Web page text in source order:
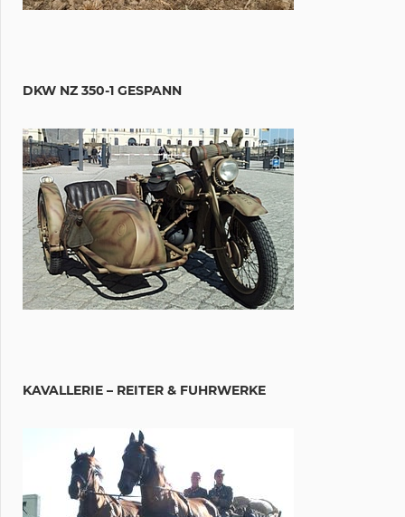
DKW NZ 350-1 GESPANN
KAVALLERIE – REITER & FUHRWERKE